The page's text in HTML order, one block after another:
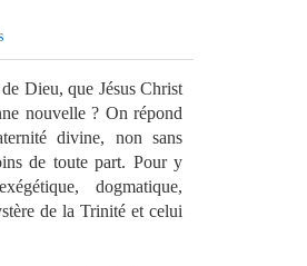
Dieu, que Jésus Christ
nouvelle ? On répond
divine, non sans
de toute part. Pour y
dogmatique,
de la Trinité et celui